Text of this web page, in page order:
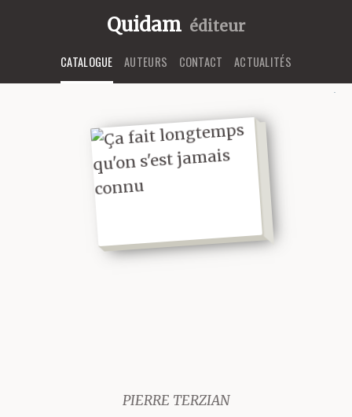
Quidam éditeur
CATALOGUE AUTEURS CONTACT ACTUALITÉS
PIERRE TERZIAN